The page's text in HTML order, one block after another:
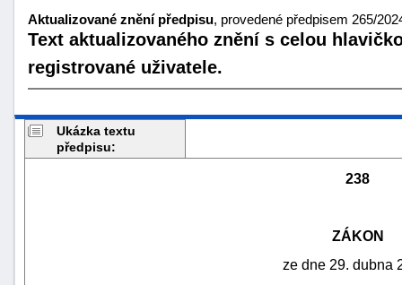
Aktualizované znění předpisu, provedené předpisem 265/
Text aktualizovaného znění s celou
registrované uživatele.
Ukázka textu
předpisu:
238
ZÁKON
ze dne 29. dubna